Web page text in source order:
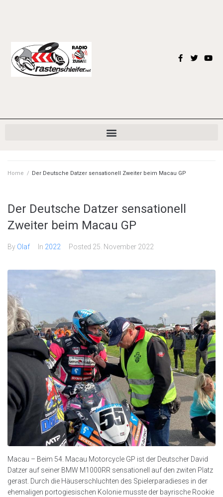
Home / Der Deutsche Datzer sensationell Zweiter beim Macau GP
Der Deutsche Datzer sensationell
Zweiter beim Macau GP
By Olaf In 2022 Posted 25. November 2022
Macau – Beim 54. Macau Motorcycle GP ist der Deutscher David
Datzer auf seiner BMW M1000RR sensationell auf den zwiten Platz
gerast. Durch die Häuserschluchten des Spielerparadieses in der
ehemaligen portogiesischen Kolonie musste der bayrische Rookie